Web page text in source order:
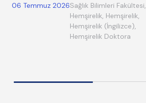
06 Temmuz 2026Sağlık Bilimleri Fakültesi,
Hemşirelik, Hemşirelik,
Hemşirelik (İngilizce),
Hemşirelik Doktora